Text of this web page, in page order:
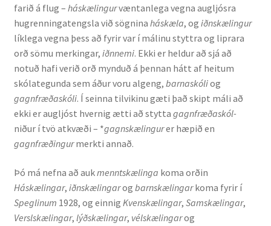
Ritrýndar greinar
Óritrýnt fræðilegt efni
Málfarspistlar
Fræðilegir fyrirlestrar
Ýmis erindi
Blaðaefni
English
farið á flug – háskælingurvæntanlega vegna augljósra
hugrenningatengsla við sögnina háskæla, og iðnskælingur
líklega vegna þess að fyrir var í málinu styttra og liprara
orð sömu merkingar, iðnnemi. Ekki er heldur að sjá að
notuð hafi verið orð mynduð á þennan hátt af heitum
skólategunda sem áður voru algeng, barnaskóliog
gagnfræðaskóli. Í seinna tilvikinu gæti það skipt máli að
ekki er augljóst hvernig ætti að stytta gagnfræðaskól-
niður í tvö atkvæði – *gagnskælingurer hæpið en
gagnfræðingurmerkti annað.
Þó má nefna að aukmenntskælinga koma orðin
Háskælingar, iðnskælingarog barnskælingarkoma fyrir í
Speglinum 1928, og einnig Kvenskælingar, Samskælingar,
Verslskælingar, lýðskælingar, vélskælingarog